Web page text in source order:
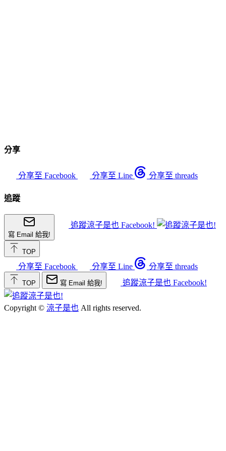
分享
分享至 Facebook 分享至 Line 分享至 threads
追蹤
寫 Email 給我!
追蹤涼子是也 Facebook!
TOP
分享至 Facebook 分享至 Line 分享至 threads
TOP 寫 Email 給我! 追蹤涼子是也 Facebook!
Copyright © 涼子是也 All rights reserved.